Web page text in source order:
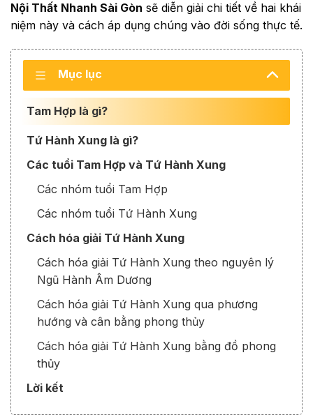
Nội Thất Nhanh Sài Gòn sẽ diễn giải chi tiết về hai khái
niệm này và cách áp dụng chúng vào đời sống thực tế.
Mục lục
Tam Hợp là gì?
Tứ Hành Xung là gì?
Các tuổi Tam Hợp và Tứ Hành Xung
Các nhóm tuổi Tam Hợp
Các nhóm tuổi Tứ Hành Xung
Cách hóa giải Tứ Hành Xung
Cách hóa giải Tứ Hành Xung theo nguyên lý
Ngũ Hành Âm Dương
Cách hóa giải Tứ Hành Xung qua phương
hướng và cân bằng phong thủy
Cách hóa giải Tứ Hành Xung bằng đồ phong
thủy
Lời kết